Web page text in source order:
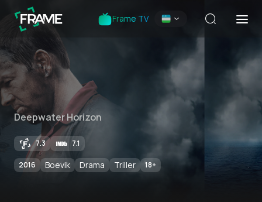
Frame TV
Deepwater Horizon
7.3 7.1
2016 Boevik Drama Triller 18+